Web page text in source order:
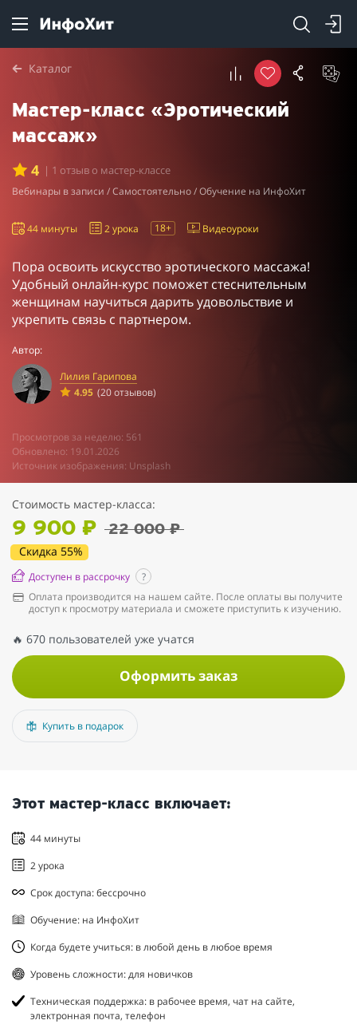
Каталог
Мастер-класс «Эротический
массаж»
4 | 1 отзыв о мастер-классе
Вебинары в записи / Самостоятельно / Обучение на ИнфоХит
44 минуты 2 урока 18+ Видеоуроки
Пора освоить искусство эротического массажа!
Удобный онлайн-курс поможет стеснительным
женщинам научиться дарить удовольствие и
укрепить связь с партнером.
Автор:
Лилия Гарипова
4.95 (20 отзывов)
Просмотров за неделю: 561
Обновлено: 19.01.2026
Источник изображения: Unsplash
Стоимость мастер-класса:
9 900 ₽ 22 000 ₽
Скидка 55%
Доступен в рассрочку
?
Оплата производится на нашем сайте. После оплаты вы получите
доступ к просмотру материала и сможете приступить к изучению.
🔥 670 пользователей уже учатся
Оформить заказ
Купить в подарок
Этот мастер-класс включает:
44 минуты
2 урока
Срок доступа: бессрочно
Обучение: на ИнфоХит
Когда будете учиться: в любой день в любое время
Уровень сложности: для новичков
Техническая поддержка: в рабочее время, чат на сайте,
электронная почта, телефон